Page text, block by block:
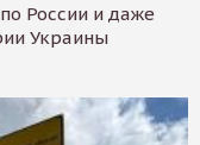
России и даже
Украины